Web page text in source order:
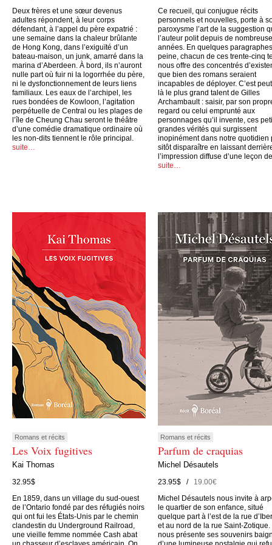
Deux frères et une sœur devenus
adultes répondent, à leur corps
défendant, à l’appel du père expatrié :
une semaine dans la chaleur brûlante
de Hong Kong, dans l’exiguïté d’un
bateau-maison, un junk, amarré dans la
marina d’Aberdeen. À bord, ils n’auront
nulle part où fuir ni la logorrhée du père,
ni le dysfonctionnement de leurs liens
familiaux. Les eaux de l’archipel, les
rues bondées de Kowloon, l’agitation
perpétuelle de Central ou les plages de
l’île de Cheung Chau seront le théâtre
d’une comédie dramatique ordinaire où
les non-dits tiennent le rôle principal.
suite…
Ce recueil, qui conjugue récits
personnels et nouvelles, porte à
paroxysme l’art de la suggestion
l’auteur polit depuis de
années. En quelques
peine, chacun de ces trente-cinq
nous offre des concentrés
que bien des romans seraient
incapables de déployer. C’est
là le plus grand talent de Gilles
Archambault : saisir, par son
regard ou celui emprunté aux
personnages qu’il invente, ces
grandes vérités qui surgissent
inopinément dans notre quotidien
sitôt disparaître en laissant
l’impression diffuse d’une leçon
suite…
Romans et récits
Les Voix fugitives
Kai Thomas
32.95$
En 1859, dans un village du sud-ouest
de l’Ontario fondé par des réfugiés noirs
qui ont fui les États-Unis par le chemin
clandestin du Underground Railroad,
une vieille femme nommée Cash abat
Romans et récits
Parfum de craquias
Michel Désautels
23.95$ /19.00€
Michel Désautels nous invite à
le quartier de son enfance, situé
quelque part à l’est de la rue
et au nord de la rue Saint-Zotique.
nous présente ses souvenirs